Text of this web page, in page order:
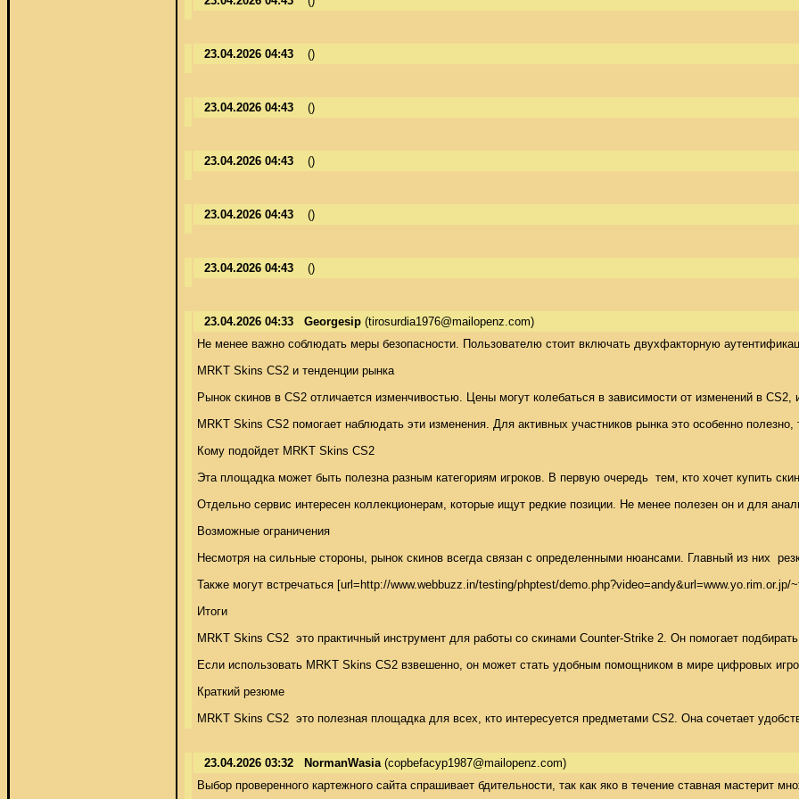
23.04.2026 04:43 ()
23.04.2026 04:43 ()
23.04.2026 04:43 ()
23.04.2026 04:43 ()
23.04.2026 04:43 ()
23.04.2026 04:33 Georgesip (tirosurdia1976@mailopenz.com)
Не менее важно соблюдать меры безопасности. Пользователю стоит включать двухфакторную
MRKT Skins CS2 и тенденции рынка
Рынок скинов в CS2 отличается изменчивостью. Цены могут колебаться в зависимости от изменений в
MRKT Skins CS2 помогает наблюдать эти изменения. Для активных участников рынка это особенно
Кому подойдет MRKT Skins CS2
Эта площадка может быть полезна разным категориям игроков. В первую очередь  тем, кто хочет купить
Отдельно сервис интересен коллекционерам, которые ищут редкие позиции. Не менее полезен он и для
Возможные ограничения
Несмотря на сильные стороны, рынок скинов всегда связан с определенными нюансами. Главный из них
Также могут встречаться [url=http://www.webbuzz.in/testing/phptest/
Итоги
MRKT Skins CS2  это практичный инструмент для работы со скинами Counter-Strike 2. Он помогает
Если использовать MRKT Skins CS2 взвешенно, он может стать удобным помощником в мире цифровых
Краткий резюме
MRKT Skins CS2  это полезная площадка для всех, кто интересуется предметами CS2. Она сочетает
23.04.2026 03:32 NormanWasia (copbefacyp1987@mailopenz.com)
Выбор проверенного картежного сайта спрашивает бдительности, так как яко в течение ставная